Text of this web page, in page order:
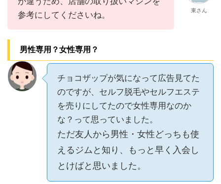
参考にしてくださいね。
東さん
男性専用？女性専用？
チョコザップが気になって広告見てた
のですが、セルフ脱毛やセルフエステ
を売りにしてたので女性専用なのか
な？って思っていました。
ただ友人から男性・女性どっちも使
えるジムと知り、もっと早く入会し
とけばと思いました。